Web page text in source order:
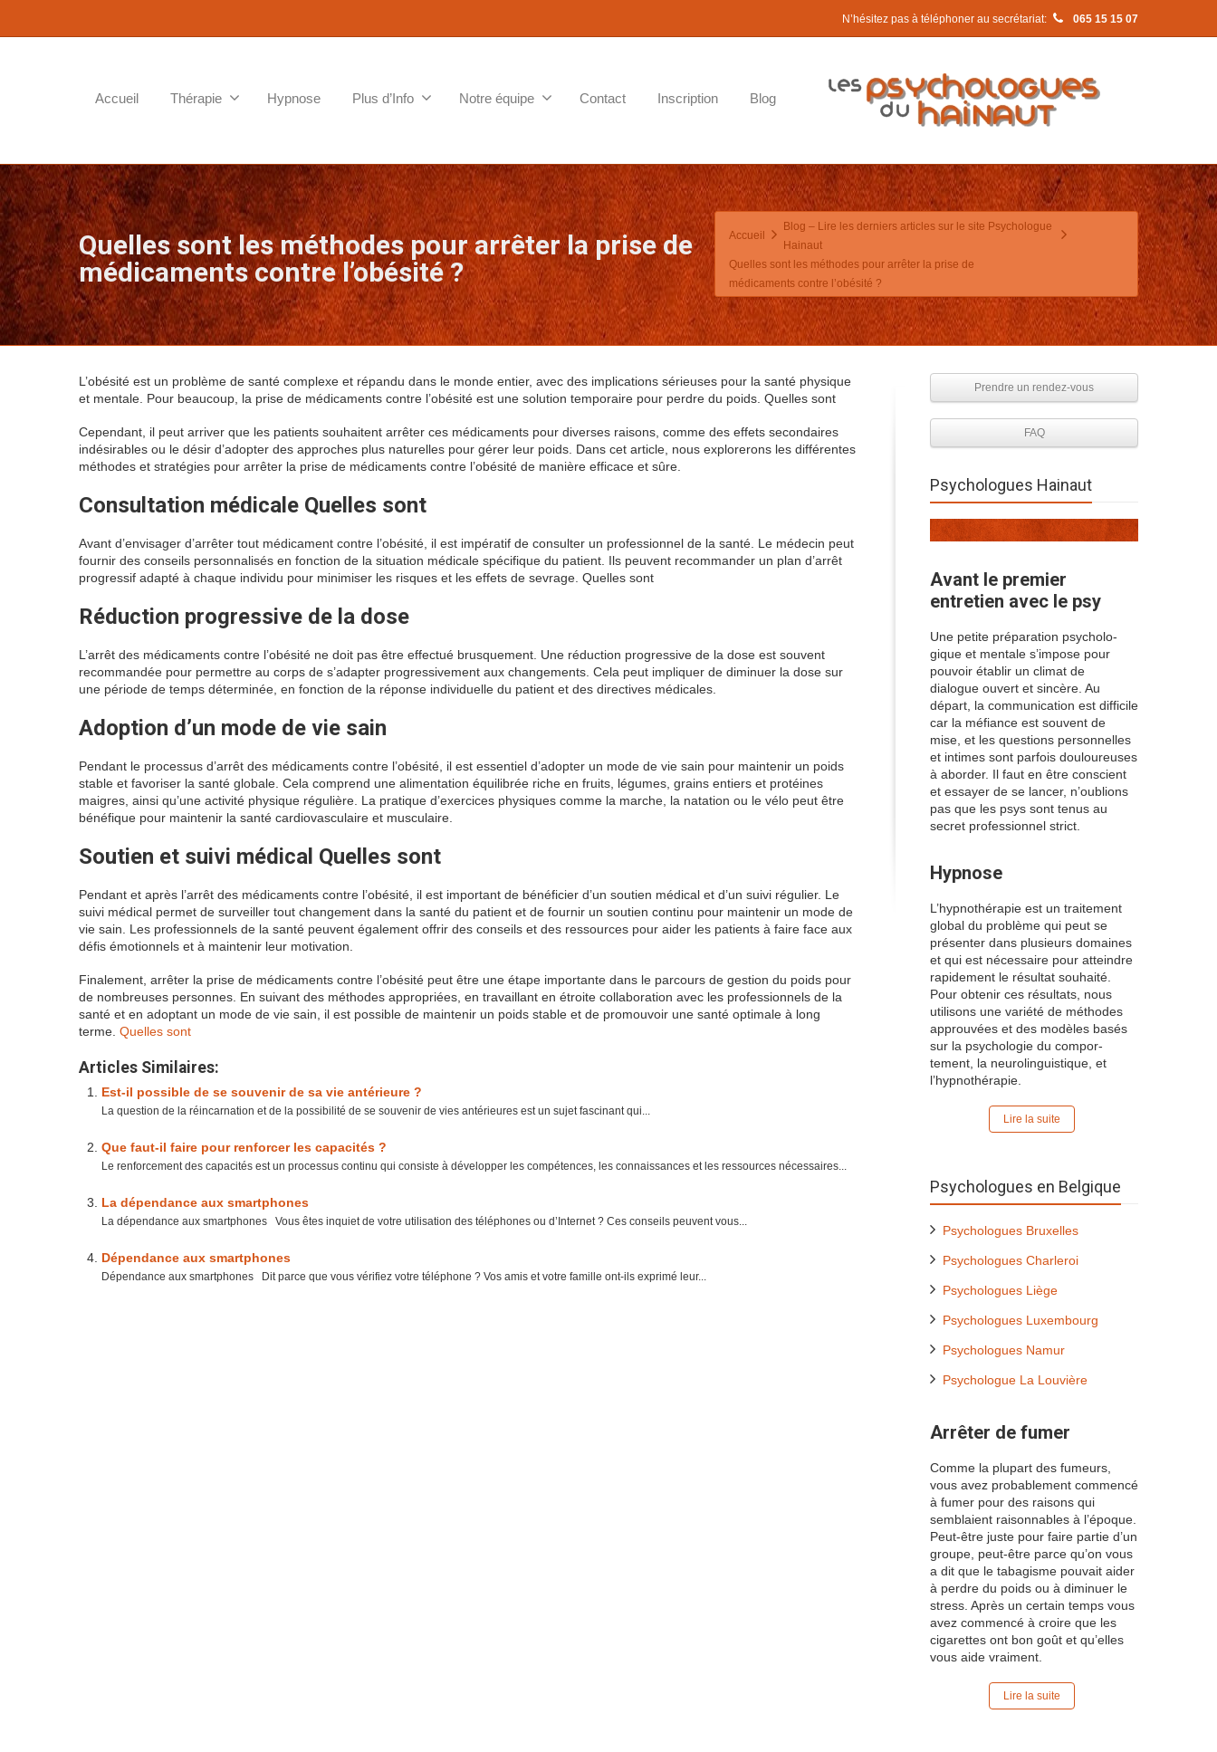
N’hésitez pas à téléphoner au secrétariat: 065 15 15 07
Accueil Thérapie Hypnose Plus d’Info Notre équipe Contact Inscription Blog
Quelles sont les méthodes pour arrêter la prise de
médicaments contre l’obésité ?
Accueil
Blog – Lire les derniers articles sur le site Psychologue
Hainaut
Quelles sont les méthodes pour arrêter la prise de
médicaments contre l’obésité ?
L’obésité est un problème de santé complexe et répandu dans le monde entier, avec des implications sérieuses pour la santé physique
et mentale. Pour beaucoup, la prise de médicaments contre l’obésité est une solution temporaire pour perdre du poids. Quelles sont
Cependant, il peut arriver que les patients souhaitent arrêter ces médicaments pour diverses raisons, comme des effets secondaires
indésirables ou le désir d’adopter des approches plus naturelles pour gérer leur poids. Dans cet article, nous explorerons les différentes
méthodes et stratégies pour arrêter la prise de médicaments contre l’obésité de manière efficace et sûre.
Consultation médicale Quelles sont
Avant d’envisager d’arrêter tout médicament contre l’obésité, il est impératif de consulter un professionnel de la santé. Le médecin peut
fournir des conseils personnalisés en fonction de la situation médicale spécifique du patient. Ils peuvent recommander un plan d’arrêt
progressif adapté à chaque individu pour minimiser les risques et les effets de sevrage. Quelles sont
Réduction progressive de la dose
L’arrêt des médicaments contre l’obésité ne doit pas être effectué brusquement. Une réduction progressive de la dose est souvent
recommandée pour permettre au corps de s’adapter progressivement aux changements. Cela peut impliquer de diminuer la dose sur
une période de temps déterminée, en fonction de la réponse individuelle du patient et des directives médicales.
Adoption d’un mode de vie sain
Pendant le processus d’arrêt des médicaments contre l’obésité, il est essentiel d’adopter un mode de vie sain pour maintenir un poids
stable et favoriser la santé globale. Cela comprend une alimentation équilibrée riche en fruits, légumes, grains entiers et protéines
maigres, ainsi qu’une activité physique régulière. La pratique d’exercices physiques comme la marche, la natation ou le vélo peut être
bénéfique pour maintenir la santé cardiovasculaire et musculaire.
Soutien et suivi médical Quelles sont
Pendant et après l’arrêt des médicaments contre l’obésité, il est important de bénéficier d’un soutien médical et d’un suivi régulier. Le
suivi médical permet de surveiller tout changement dans la santé du patient et de fournir un soutien continu pour maintenir un mode de
vie sain. Les professionnels de la santé peuvent également offrir des conseils et des ressources pour aider les patients à faire face aux
défis émotionnels et à maintenir leur motivation.
Finalement, arrêter la prise de médicaments contre l’obésité peut être une étape importante dans le parcours de gestion du poids pour
de nombreuses personnes. En suivant des méthodes appropriées, en travaillant en étroite collaboration avec les professionnels de la
santé et en adoptant un mode de vie sain, il est possible de maintenir un poids stable et de promouvoir une santé optimale à long
terme. Quelles sont
Articles Similaires:
Est-il possible de se souvenir de sa vie antérieure ?
La question de la réincarnation et de la possibilité de se souvenir de vies antérieures est un sujet fascinant qui...
Que faut-il faire pour renforcer les capacités ?
Le renforcement des capacités est un processus continu qui consiste à développer les compétences, les connaissances et les ressources nécessaires...
La dépendance aux smartphones
La dépendance aux smartphones Vous êtes inquiet de votre utilisation des téléphones ou d’Internet ? Ces conseils peuvent vous...
Dépendance aux smartphones
Dépendance aux smartphones Dit parce que vous vérifiez votre téléphone ? Vos amis et votre famille ont-ils exprimé leur...
Prendre un rendez-vous
FAQ
Psychologues Hainaut
Avant le premier
entretien avec le psy
Une petite préparation psycholo-
gique et mentale s’impose pour
pouvoir établir un climat de
dialogue ouvert et sincère. Au
départ, la communication est difficile
car la méfiance est souvent de
mise, et les questions personnelles
et intimes sont parfois douloureuses
à aborder. Il faut en être conscient
et essayer de se lancer, n’oublions
pas que les psys sont tenus au
secret professionnel strict.
Hypnose
L’hypnothérapie est un traitement
global du problème qui peut se
présenter dans plusieurs domaines
et qui est nécessaire pour atteindre
rapidement le résultat souhaité.
Pour obtenir ces résultats, nous
utilisons une variété de méthodes
approuvées et des modèles basés
sur la psychologie du compor-
tement, la neurolinguistique, et
l’hypnothérapie.
Lire la suite
Psychologues en Belgique
Psychologues Bruxelles
Psychologues Charleroi
Psychologues Liège
Psychologues Luxembourg
Psychologues Namur
Psychologue La Louvière
Arrêter de fumer
Comme la plupart des fumeurs,
vous avez probablement commencé
à fumer pour des raisons qui
semblaient raisonnables à l’époque.
Peut-être juste pour faire partie d’un
groupe, peut-être parce qu’on vous
a dit que le tabagisme pouvait aider
à perdre du poids ou à diminuer le
stress. Après un certain temps vous
avez commencé à croire que les
cigarettes ont bon goût et qu’elles
vous aide vraiment.
Lire la suite